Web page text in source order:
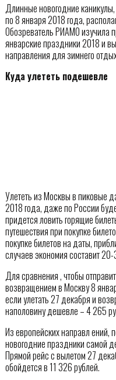
Длинные новогодние
по 8 января 2018 года,
Обозреватель РИАМО изучила
январские праздники 2018 и
направления для зимнего
Куда улететь подешевле
Улететь из Москвы в пиковые
2018 года, даже по России
придется ловить горящие
путешествия при покупке
покупке билетов на даты,
случаев экономия составит
Для сравнения , чтобы
возвращением в Москву 8
если улетать 27 декабря и
наполовину дешевле – 4 265
Из европейских направл ений,
новогодние праздники самой
Прямой рейс с вылетом 27
обойдется в 11 326 рублей.